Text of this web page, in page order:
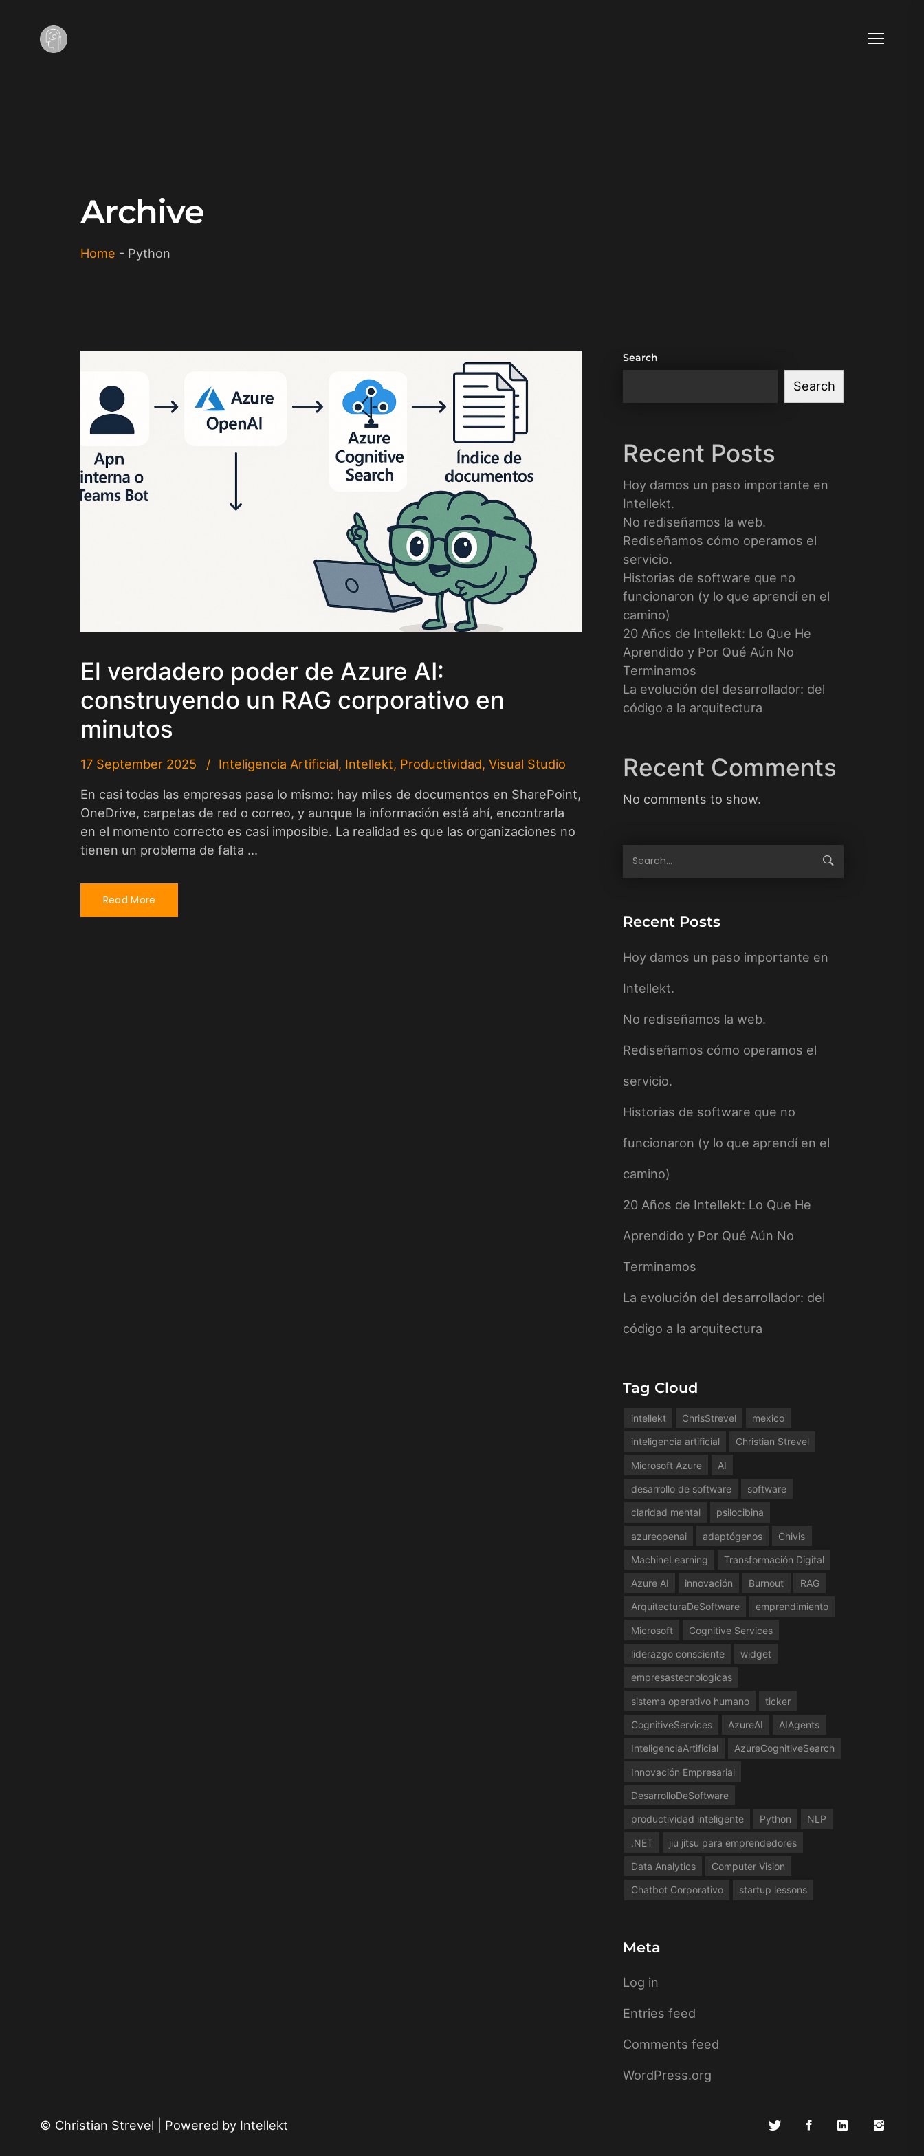
Archive
Home - Python
El verdadero poder de Azure AI:
construyendo un RAG corporativo en
minutos
17 September 2025 Inteligencia Artificial, Intellekt, Productividad, Visual Studio
En casi todas las empresas pasa lo mismo: hay miles de documentos en SharePoint,
OneDrive, carpetas de red o correo, y aunque la información está ahí, encontrarla
en el momento correcto es casi imposible. La realidad es que las organizaciones no
tienen un problema de falta ...
Read More
Search
Search
Recent Posts
Hoy damos un paso importante en
Intellekt.
No rediseñamos la web.
Rediseñamos cómo operamos el
servicio.
Historias de software que no
funcionaron (y lo que aprendí en el
camino)
20 Años de Intellekt: Lo Que He
Aprendido y Por Qué Aún No
Terminamos
La evolución del desarrollador: del
código a la arquitectura
Recent Comments
No comments to show.
Recent Posts
Hoy damos un paso importante en
Intellekt.
No rediseñamos la web.
Rediseñamos cómo operamos el
servicio.
Historias de software que no
funcionaron (y lo que aprendí en el
camino)
20 Años de Intellekt: Lo Que He
Aprendido y Por Qué Aún No
Terminamos
La evolución del desarrollador: del
código a la arquitectura
Tag Cloud
intellekt ChrisStrevel mexico
inteligencia artificial Christian Strevel
Microsoft Azure AI
desarrollo de software software
claridad mental psilocibina
azureopenai adaptógenos Chivis
MachineLearning Transformación Digital
Azure AI innovación Burnout RAG
ArquitecturaDeSoftware emprendimiento
Microsoft Cognitive Services
liderazgo consciente widget
empresastecnologicas
sistema operativo humano ticker
CognitiveServices AzureAI AIAgents
InteligenciaArtificial AzureCognitiveSearch
Innovación Empresarial
DesarrolloDeSoftware
productividad inteligente Python NLP
.NET jiu jitsu para emprendedores
Data Analytics Computer Vision
Chatbot Corporativo startup lessons
Meta
Log in
Entries feed
Comments feed
WordPress.org
© Christian Strevel | Powered by Intellekt